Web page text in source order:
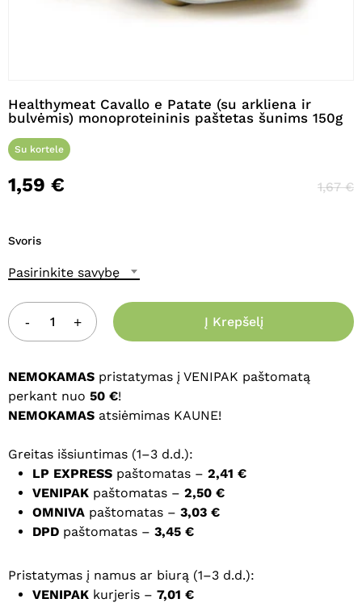
Healthymeat Cavallo e Patate (su arkliena ir
bulvėmis) monoproteininis paštetas šunims 150g
Su kortele
1,59 € 1,67€
Svoris
Pasirinkite savybę
Į Krepšelį
NEMOKAMAS pristatymas į VENIPAK paštomatą
perkant nuo 50 €!
NEMOKAMAS atsiėmimas KAUNE!
Greitas išsiuntimas (1–3 d.d.):
LP EXPRESS paštomatas – 2,41 €
VENIPAK paštomatas – 2,50 €
OMNIVA paštomatas – 3,03 €
DPD paštomatas – 3,45 €
Pristatymas į namus ar biurą (1–3 d.d.):
VENIPAK kurjeris – 7,01 €
įvesti iš naujo, kai kitą kartą vėl norėsiu